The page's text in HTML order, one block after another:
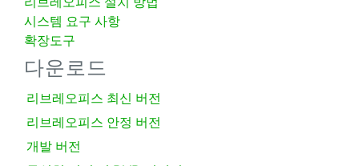
시스템 요구 사항
확장도구
다운로드
리브레오피스 최신 버전
리브레오피스 안정 버전
개발 버전